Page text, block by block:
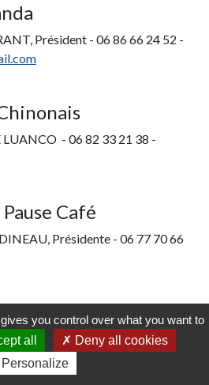
Président - 06 86 66 24 52 -
LUANCO - 06 82 33 21 38 -
Café
Présidente - 06 77 70 66
Présidente -06 03 78 28 07 / 02
@gmail.com
you control over what you want to
all
Deny all cookies
Personalize